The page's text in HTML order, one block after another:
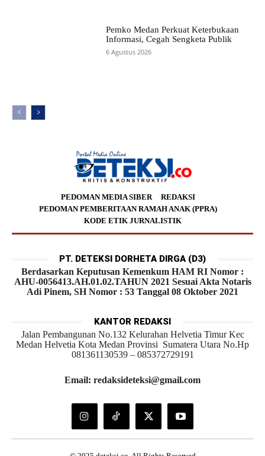
Pemko Medan Perkuat Keterbukaan
Informasi, Cegah Sengketa Publik
6 Agustus 2026
PEDOMAN MEDIA SIBER
REDAKSI
PEDOMAN PEMBERITAAN RAMAH ANAK (PPRA)
KODE ETIK JURNALISTIK
PT. DETEKSI DORHETA DIRGA (D3)
Berdasarkan Keputusan Kemenkum HAM RI Nomor :
AHU-0056413.AH.01.02.TAHUN 2021 Sesuai Akta Notaris
Adi Pinem, SH Nomor : 53 Tanggal 08 Oktober 2021
KANTOR REDAKSI
Jalan Pembangunan No.132 Kelurahan Helvetia Timur Kec
Medan Helvetia Kota Medan Provinsi Sumatera Utara No.Hp
081361130539 – 085372729191
Email: redaksideteksi@gmail.com